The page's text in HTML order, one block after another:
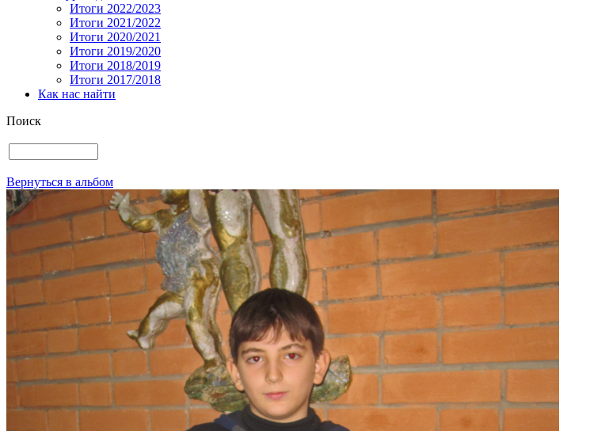
Итоги 2022/2023
Итоги 2021/2022
Итоги 2020/2021
Итоги 2019/2020
Итоги 2018/2019
Итоги 2017/2018
Как нас найти
Поиск
Вернуться в альбом